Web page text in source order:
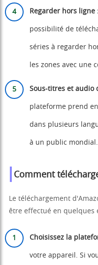
Regarder hors ligne
possibilité de
séries à regarder
les zones avec une
Sous-titres et audio
plateforme prend
dans plusieurs
à un public mondial.
Comment
Le téléchargement
être effectué en quelques
Choisissez la
votre appareil. Si